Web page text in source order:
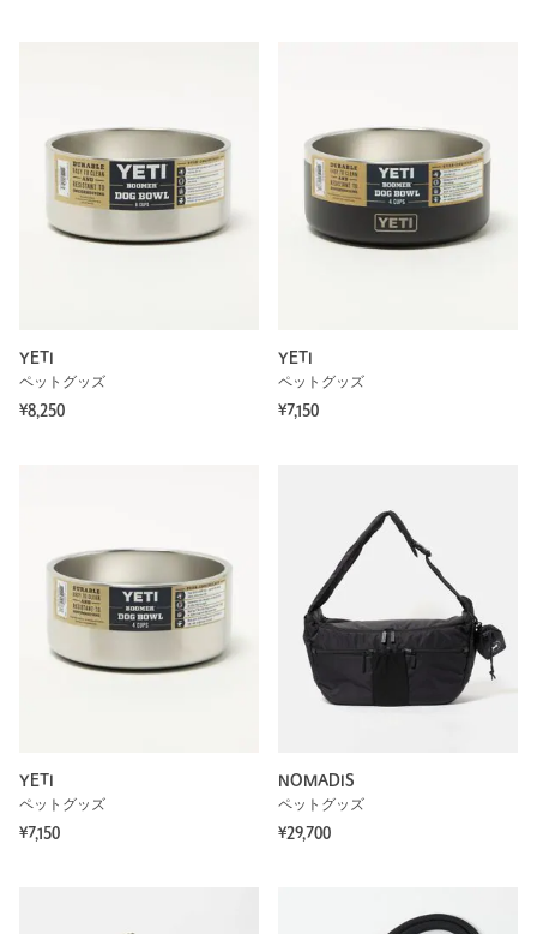
YETI
ペットグッズ
¥8,250
YETI
ペットグッズ
¥7,150
YETI
ペットグッズ
¥7,150
NOMADIS
ペットグッズ
¥29,700